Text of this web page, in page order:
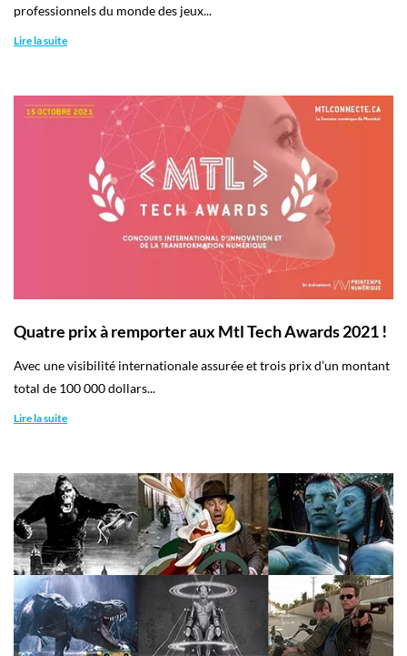
professionnels du monde des jeux...
Lire la suite
Quatre prix à remporter aux Mtl Tech Awards 2021 !
Avec une visibilité internationale assurée et trois prix d’un montant
total de 100 000 dollars...
Lire la suite